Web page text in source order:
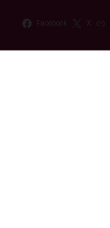
Facebook X